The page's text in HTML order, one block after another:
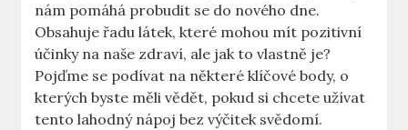
nám pomáhá probudit se do nového dne.
Obsahuje řadu látek, které mohou mít pozitivní
účinky na naše zdraví, ale jak to vlastně je?
Pojďme se podívat na některé klíčové body, o
kterých byste měli vědět, pokud si chcete užívat
tento lahodný nápoj bez výčitek svědomí.